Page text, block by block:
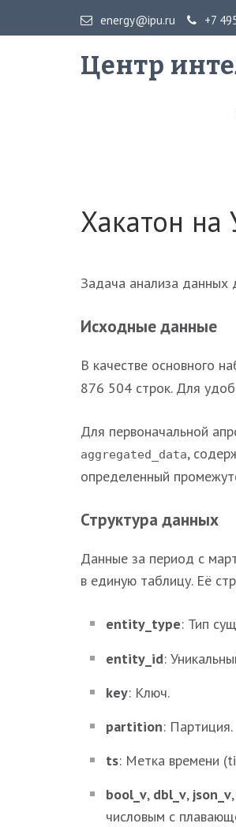
energy@ipu.ru +7
Центр
Хакатон на
Задача анализа данных
Исходные данные
В качестве основного
876 504 строк. Для
Для первоначальной
aggregated_data,
определенный
Структура данных
Данные за период с
в единую таблицу. Её
entity_type: Тип
entity_id:
key: Ключ.
partition: Партиция.
ts: Метка времени
bool_v, dbl_v, json_v,
числовым с